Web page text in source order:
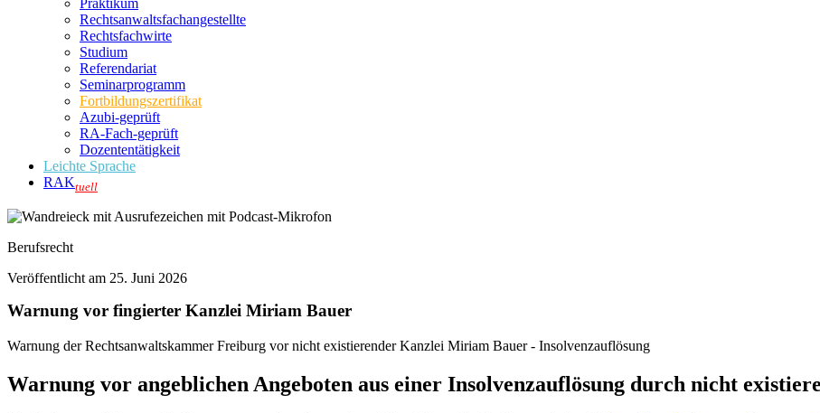
Praktikum
Rechtsanwalts­fachangestellte
Rechtsfachwirte
Studium
Referendariat
Seminarprogramm
Fortbildungszertifikat
Azubi-geprüft
RA-Fach-geprüft
Dozententätigkeit
Leichte Sprache
RAKtuell
Berufsrecht
Veröffentlicht am 25. Juni 2026
Warnung vor fingierter Kanzlei Miriam Bauer
Warnung der Rechtsanwaltskammer Freiburg vor nicht existierender Kanzlei Miriam Bauer - Insolvenzauflösung
Warnung vor angeblichen Angeboten aus einer Insolvenzauflösung durch nicht